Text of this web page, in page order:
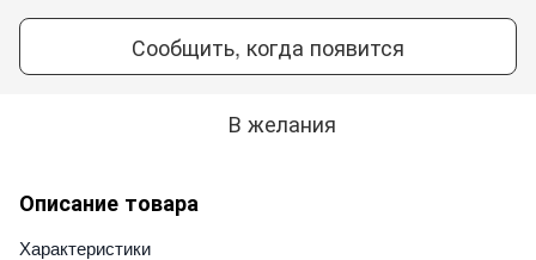
Сообщить, когда появится
В желания
Описание товара
Характеристики